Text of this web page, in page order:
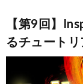
【第9回】
るチュート